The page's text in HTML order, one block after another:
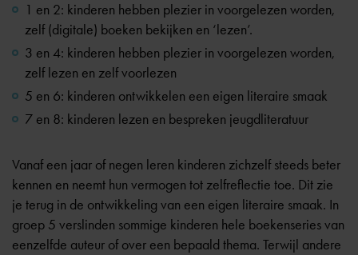
1 en 2: kinderen hebben plezier in voorgelezen worden,
zelf (digitale) boeken bekijken en ‘lezen’.
3 en 4: kinderen hebben plezier in voorgelezen worden,
zelf lezen en zelf voorlezen
5 en 6: kinderen ontwikkelen een eigen literaire smaak
7 en 8: kinderen lezen en bespreken jeugdliteratuur
Vanaf een jaar of negen leren kinderen zichzelf steeds beter
kennen en neemt hun vermogen tot zelfreflectie toe. Dit zie
je terug in de ontwikkeling van een eigen literaire smaak. In
groep 5 verslinden sommige kinderen hele boekenseries van
eenzelfde auteur of over een bepaald thema. Terwijl andere